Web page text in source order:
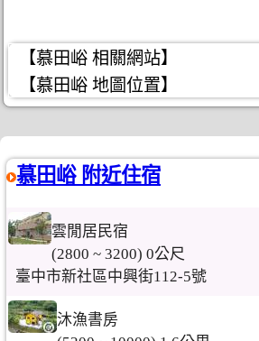
【慕田峪 相關網站】
【慕田峪 地圖位置】
慕田峪 附近住宿
雲閒居民宿
(2800 ~ 3200) 0公尺
臺中市新社區中興街112-5號
沐漁書房